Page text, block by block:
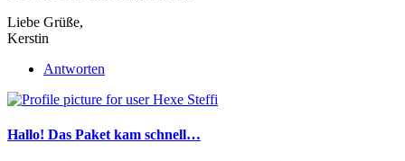
Liebe Grüße,
Kerstin
Antworten
Hallo! Das Paket kam schnell…